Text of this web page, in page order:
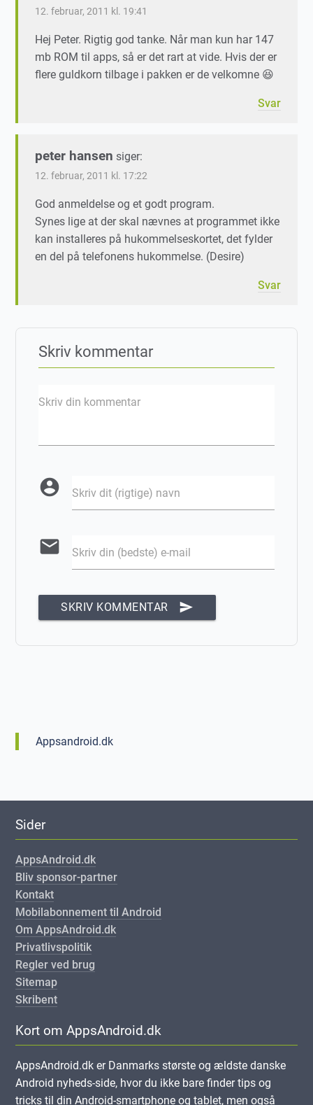
12. februar, 2011 kl. 19:41
Hej Peter. Rigtig god tanke. Når man kun har 147
mb ROM til apps, så er det rart at vide. Hvis der er
flere guldkorn tilbage i pakken er de velkomne 😆
Svar
peter hansen siger:
12. februar, 2011 kl. 17:22
God anmeldelse og et godt program.
Synes lige at der skal nævnes at programmet ikke
kan installeres på hukommelseskortet, det fylder
en del på telefonens hukommelse. (Desire)
Svar
Skriv kommentar
Skriv din kommentar
account_circle Skriv dit (rigtige) navn
email Skriv din (bedste) e-mail
SKRIV KOMMENTAR send
Appsandroid.dk
Sider
AppsAndroid.dk
Bliv sponsor-partner
Kontakt
Mobilabonnement til Android
Om AppsAndroid.dk
Privatlivspolitik
Regler ved brug
Sitemap
Skribent
Kort om AppsAndroid.dk
AppsAndroid.dk er Danmarks største og ældste danske
Android nyheds-side, hvor du ikke bare finder tips og
tricks til din Android-smartphone og tablet, men også